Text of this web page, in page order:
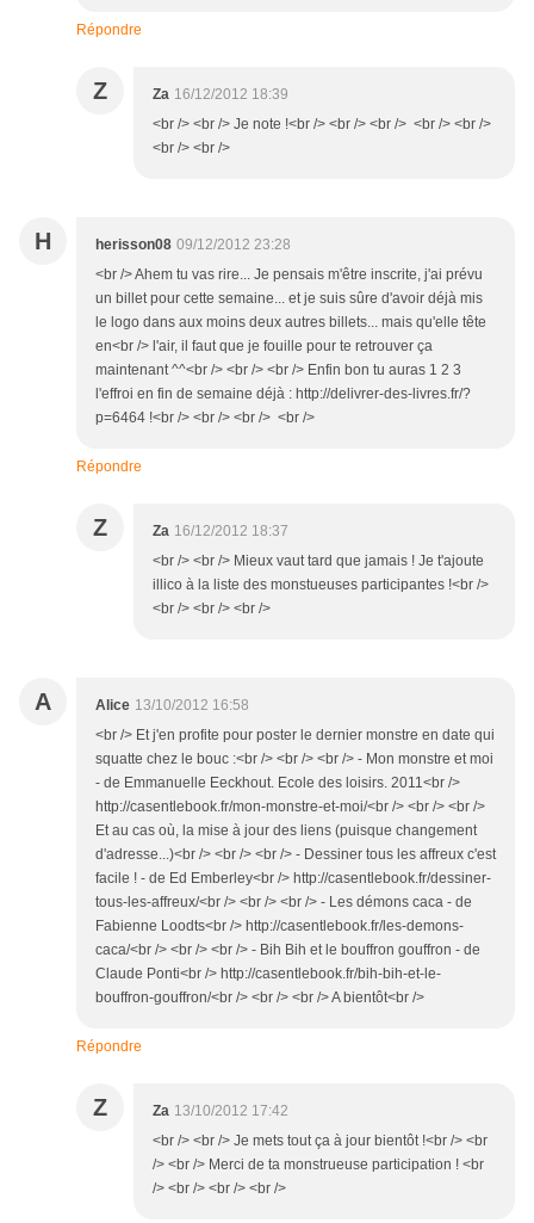
Répondre
Z Za 16/12/2012 18:39
<br /> <br /> Je note !<br /> <br /> <br /> <br /> <br />
<br /> <br />
H herisson08 09/12/2012 23:28
<br /> Ahem tu vas rire... Je pensais m'être inscrite, j'ai prévu
un billet pour cette semaine... et je suis sûre d'avoir déjà mis
le logo dans aux moins deux autres billets... mais qu'elle tête
en<br /> l'air, il faut que je fouille pour te retrouver ça
maintenant ^^<br /> <br /> <br /> Enfin bon tu auras 1 2 3
l'effroi en fin de semaine déjà : http://delivrer-des-livres.fr/?
p=6464 !<br /> <br /> <br /> <br />
Répondre
Z Za 16/12/2012 18:37
<br /> <br /> Mieux vaut tard que jamais ! Je t'ajoute
illico à la liste des monstueuses participantes !<br />
<br /> <br /> <br />
A Alice 13/10/2012 16:58
<br /> Et j'en profite pour poster le dernier monstre en date qui
squatte chez le bouc :<br /> <br /> <br /> - Mon monstre et moi
- de Emmanuelle Eeckhout. Ecole des loisirs. 2011<br />
http://casentlebook.fr/mon-monstre-et-moi/<br /> <br /> <br />
Et au cas où, la mise à jour des liens (puisque changement
d'adresse...)<br /> <br /> <br /> - Dessiner tous les affreux c'est
facile ! - de Ed Emberley<br /> http://casentlebook.fr/dessiner-
tous-les-affreux/<br /> <br /> <br /> - Les démons caca - de
Fabienne Loodts<br /> http://casentlebook.fr/les-demons-
caca/<br /> <br /> <br /> - Bih Bih et le bouffron gouffron - de
Claude Ponti<br /> http://casentlebook.fr/bih-bih-et-le-
bouffron-gouffron/<br /> <br /> <br /> A bientôt<br />
Répondre
Z Za 13/10/2012 17:42
<br /> <br /> Je mets tout ça à jour bientôt !<br /> <br
/> <br /> Merci de ta monstrueuse participation ! <br
/> <br /> <br /> <br />